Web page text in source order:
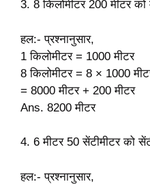
3. 8 किलोमीटर 200 मीटर को
हल:- प्रश्नानुसार,
1 किलोमीटर = 1000 मीटर
8 किलोमीटर = 8 × 1000
= 8000 मीटर + 200 मीटर
Ans. 8200 मीटर
4. 6 मीटर 50 सेंटीमीटर को
हल:- प्रश्नानुसार,